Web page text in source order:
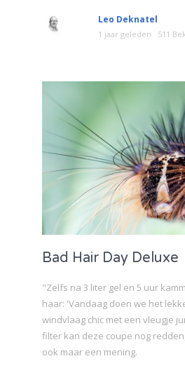
Leo Deknatel
1 jaar geleden 511
Bad Hair Day Deluxe
"Zelfs na 3 liter gel en 5 uur
haar: 'Vandaag doen we het
windvlaag chic met een vleugje
filter kan deze coupe nog
ook maar een mening.